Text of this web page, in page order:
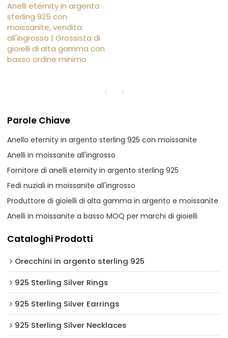
Anelli eternity in argento
sterling 925 con
moissanite, vendita
all'ingrosso | Grossista di
gioielli di alta gamma con
basso ordine minimo
Parole Chiave
Anello eternity in argento sterling 925 con moissanite
Anelli in moissanite all'ingrosso
Fornitore di anelli eternity in argento sterling 925
Fedi nuziali in moissanite all'ingrosso
Produttore di gioielli di alta gamma in argento e moissanite
Anelli in moissanite a basso MOQ per marchi di gioielli
Cataloghi Prodotti
Orecchini in argento sterling 925
925 Sterling Silver Rings
925 Sterling Silver Earrings
925 Sterling Silver Necklaces